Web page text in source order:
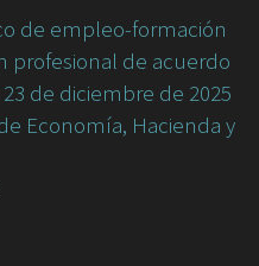
de empleo-formación
profesional de acuerdo
de diciembre de 2025
Economía, Hacienda y